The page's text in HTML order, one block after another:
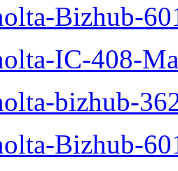
Bizhub-
IC-408-
bizhub-
Bizhub-